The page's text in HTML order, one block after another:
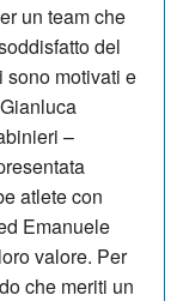
un team che
del
sono motivati e
–
atlete con
Emanuele
valore. Per
che meriti un